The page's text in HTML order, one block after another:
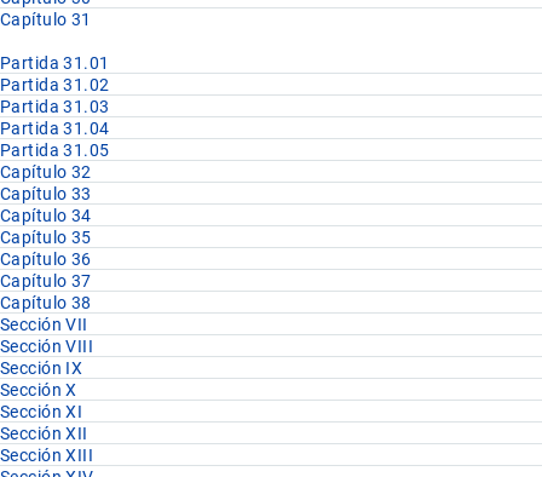
Capítulo 31
Partida 31.01
Partida 31.02
Partida 31.03
Partida 31.04
Partida 31.05
Capítulo 32
Capítulo 33
Capítulo 34
Capítulo 35
Capítulo 36
Capítulo 37
Capítulo 38
Sección VII
Sección VIII
Sección IX
Sección X
Sección XI
Sección XII
Sección XIII